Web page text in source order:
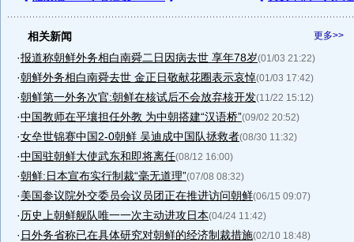
更多>>
相关新闻
·报道称朝鲜外务相白南舜二日因病去世 享年78岁(01/03 21:22)
·朝鲜外务相白南舜去世 金正日敬献花圈表示哀悼(01/03 17:42)
·朝鲜第一外务次官:朝鲜在核试后不会放弃核开发(11/22 15:12)
·中国教师在平壤担任外教 为中朝搭建“汉语桥”(09/02 20:52)
·女垒世锦赛中国2-0朝鲜 吴迪成中国队拯救者(08/30 11:32)
·中国驻朝鲜大使武东和即将离任(08/12 16:00)
·朝鲜:日本宣布实行制裁“毫无道理”(07/08 08:32)
·美国参议院外交委员会议员团正在推进访问朝鲜(06/15 09:07)
· 历史上朝鲜舰队唯一一次主动进攻日本(04/24 11:42)
· 日外务省称已在具体研究对朝鲜的经济制裁措施(02/10 18:48)